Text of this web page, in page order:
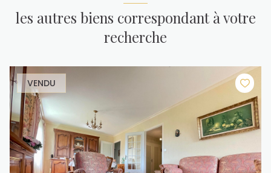
les autres biens correspondant à votre
recherche
VENDU